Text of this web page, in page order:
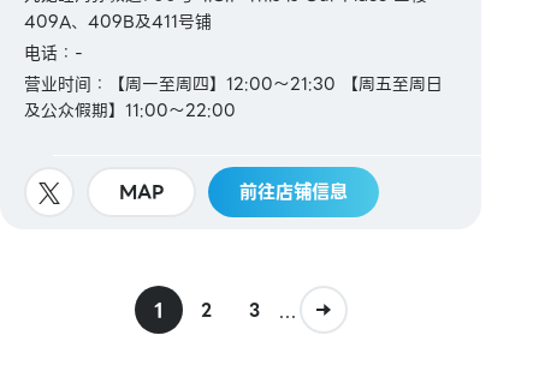
409A、409B及411号铺
电话：-
营业时间：【周一至周四】12:00～21:30 【周五至周日
及公众假期】11:00～22:00
MAP 前往店铺信息
1 2 3 ...